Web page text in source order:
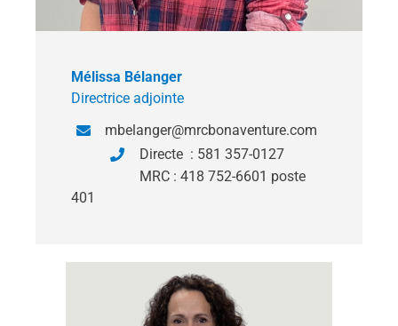
Mélissa Bélanger
Directrice adjointe
mbelanger@mrcbonaventure.com
Directe : 581 357-0127
MRC : 418 752-6601 poste
401